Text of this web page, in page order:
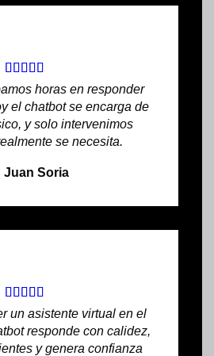
horas en responder
el chatbot se encarga de
y solo intervenimos
se necesita.
Juan Soria
un asistente virtual en el
responde con calidez,
y genera confianza